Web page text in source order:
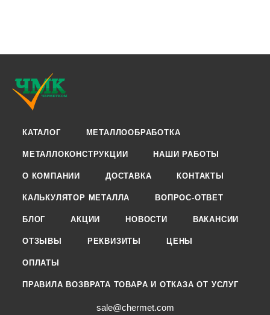
КАТАЛОГ МЕТАЛЛООБРАБОТКА
МЕТАЛЛОКОНСТРУКЦИИ НАШИ РАБОТЫ
О КОМПАНИИ ДОСТАВКА КОНТАКТЫ
КАЛЬКУЛЯТОР МЕТАЛЛА ВОПРОС-ОТВЕТ
БЛОГ АКЦИИ НОВОСТИ ВАКАНСИИ
ОТЗЫВЫ РЕКВИЗИТЫ ЦЕНЫ
ОПЛАТЫ
ПРАВИЛА ВОЗВРАТА ТОВАРА И ОТКАЗА ОТ УСЛУГ
sale@chermet.com